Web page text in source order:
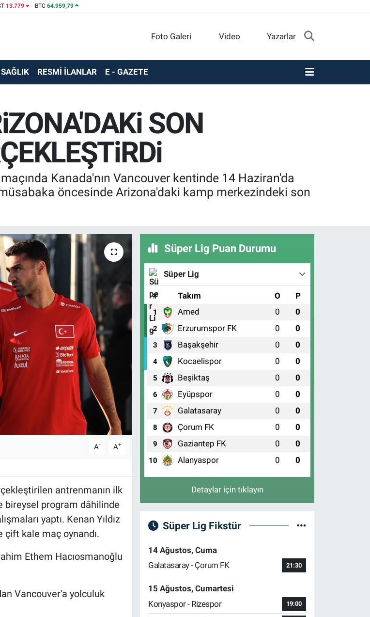
13.779 BTC 64.959,79
Foto Galeri Video Yazarlar
SAĞLIK RESMİ İLANLAR E - GAZETE
SON
Kanada'nın Vancouver kentinde 14 Haziran'da
öncesinde Arizona'daki kamp merkezindeki son
A- A+
antrenmanın ilk
bireysel program dâhilinde
yaptı. Kenan Yıldız
kale maç oynandı.
Ethem Hacıosmanoğlu
Vancouver'a yolculuk
Süper Lig Puan Durumu
Süper Lig
# Takım O P
1 Amed 0 0
2 Erzurumspor FK 0 0
3 Başakşehir 0 0
4 Kocaelispor 0 0
5 Beşiktaş 0 0
6 Eyüpspor 0 0
7 Galatasaray 0 0
8 Çorum FK 0 0
9 Gaziantep FK 0 0
10 Alanyaspor 0 0
Detaylar için tıklayın
Süper Lig Fikstür
14 Ağustos, Cuma
Galatasaray - Çorum FK
21:30
15 Ağustos, Cumartesi
Konyaspor - Rizespor
19:00